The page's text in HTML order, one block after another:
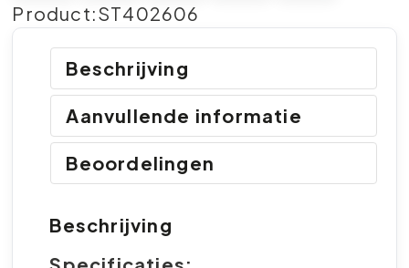
Product:ST402606
Beschrijving
Aanvullende informatie
Beoordelingen
Beschrijving